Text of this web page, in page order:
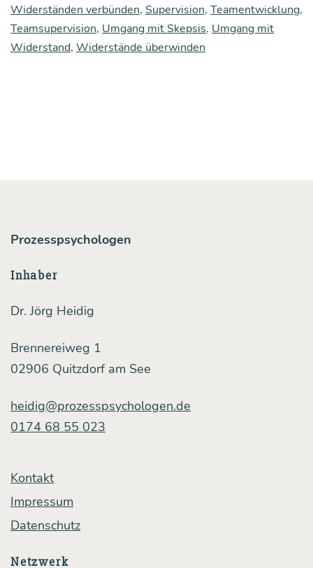
not­
wen­
Widerständen verbünden, Supervision, Teamentwicklung,
Teamsupervision, Umgang mit Skepsis, Umgang mit
Widerstand, Widerstände überwinden
Prozesspsychologen
Inhaber
Dr. Jörg Heidig
Brennereiweg 1
02906 Quitzdorf am See
heidig@prozesspsychologen.de
0174 68 55 023
Kontakt
Impressum
Datenschutz
Netzwerk